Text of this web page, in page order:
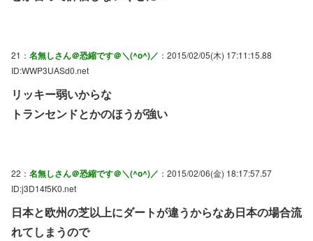
21： 名無しさん＠恐縮です＠＼(^o^)／ ：2015/02/05(木) 17:11:15.88
ID:WWP3UASd0.net
リッキー弱いからな
トランセンドとかのほうが強い
22： 名無しさん＠恐縮です＠＼(^o^)／ ：2015/02/06(金) 18:17:57.57
ID:j3D14f5K0.net
日本と欧州の芝以上にダートが違うからなあ日本の場合流
れてしまうので